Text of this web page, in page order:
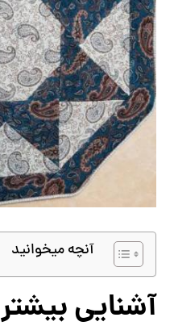
آنچه میخوانید
آشنایی